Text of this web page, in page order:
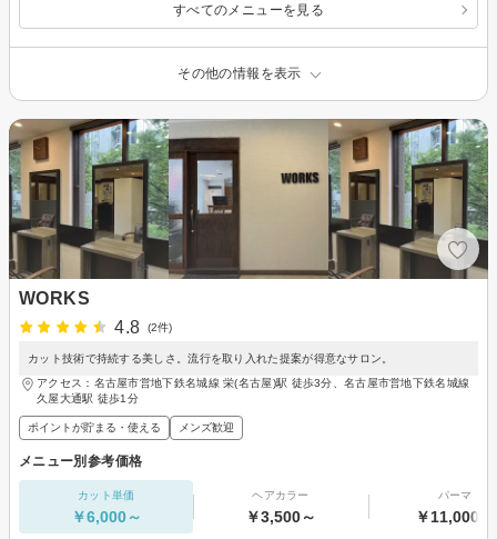
すべてのメニューを見る
その他の情報を表示
WORKS
4.8
(2件)
カット技術で持続する美しさ。流行を取り入れた提案が得意なサロン。
アクセス：名古屋市営地下鉄名城線 栄(名古屋)駅 徒歩3分、名古屋市営地下鉄名城線
久屋大通駅 徒歩1分
ポイントが貯まる・使える メンズ歓迎
メニュー別参考価格
カット単価
￥6,000～
ヘアカラー
￥3,500～
パーマ
￥11,000～